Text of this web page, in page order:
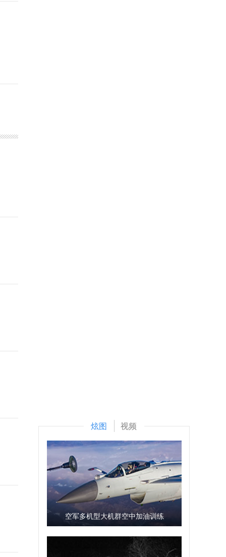
炫图 视频
空军多机型大机群空中加油训练